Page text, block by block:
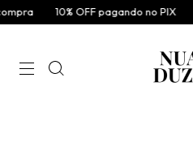
10% OFF pagando no PIX